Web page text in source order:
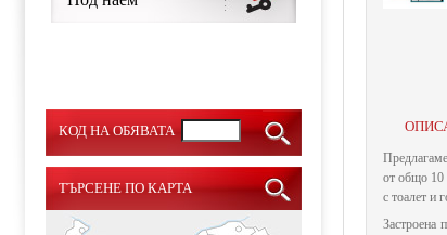
КОД НА ОБЯВАТА
ТЪРСЕНЕ ПО КАРТА
от общо 10
с тоалет и